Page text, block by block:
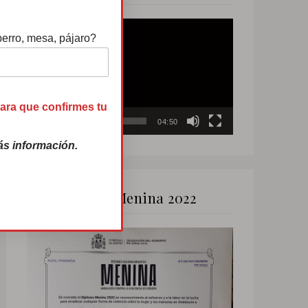
de
04:50
Premio Menina 2022
mesa, pájaro?
que confirmes tu
información.